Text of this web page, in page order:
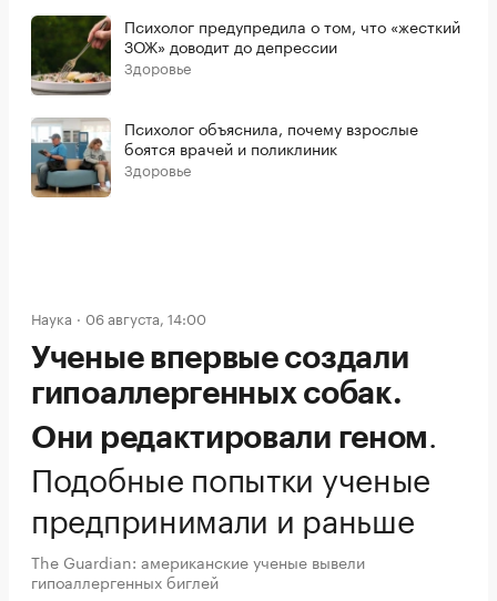
Психолог предупредила о том, что «жесткий
ЗОЖ» доводит до депрессии
Здоровье
Психолог объяснила, почему взрослые
боятся врачей и поликлиник
Здоровье
Наука 06 августа, 14:00
Ученые впервые создали
гипоаллергенных собак.
Они редактировали геном.
Подобные попытки ученые
предпринимали и раньше
The Guardian: американские ученые вывели
гипоаллергенных биглей